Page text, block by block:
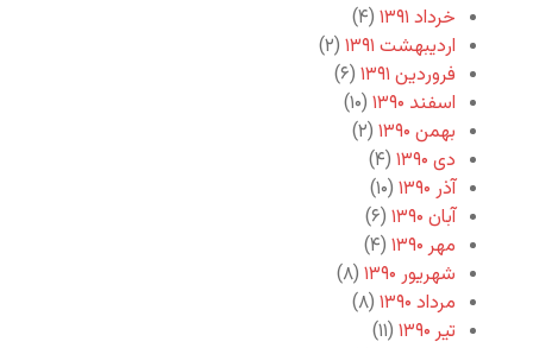
خرداد ۱۳۹۱
(۴)
اردیبهشت ۱۳۹۱
(۲)
فروردین ۱۳۹۱
(۶)
اسفند ۱۳۹۰
(۱۰)
بهمن ۱۳۹۰
(۲)
دی ۱۳۹۰
(۴)
آذر ۱۳۹۰
(۱۰)
آبان ۱۳۹۰
(۶)
مهر ۱۳۹۰
(۴)
شهریور ۱۳۹۰
(۸)
مرداد ۱۳۹۰
(۸)
تیر ۱۳۹۰
(۱۱)